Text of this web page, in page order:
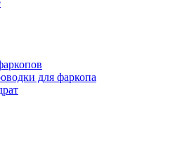
для фаркопа